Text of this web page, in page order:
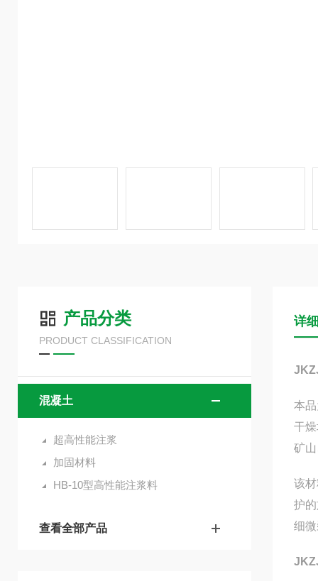
产品分类
PRODUCT CLASSIFICATION
混凝土
超高性能注浆
加固材料
HB-10型高性能注浆料
查看全部产品
详
本
干
矿
该
护
细